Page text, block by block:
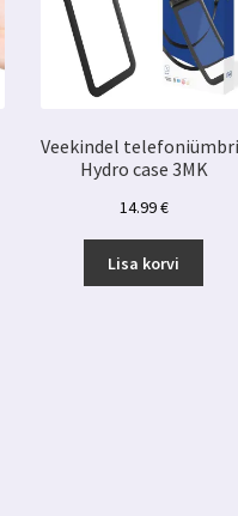
Veekindel
Hydro case 3MK
14.99€
Lisa korvi